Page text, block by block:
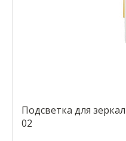
Подсветка для
02